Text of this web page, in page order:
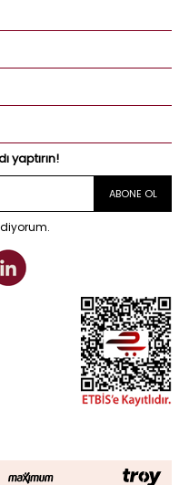
yaptırın!
ABONE OL